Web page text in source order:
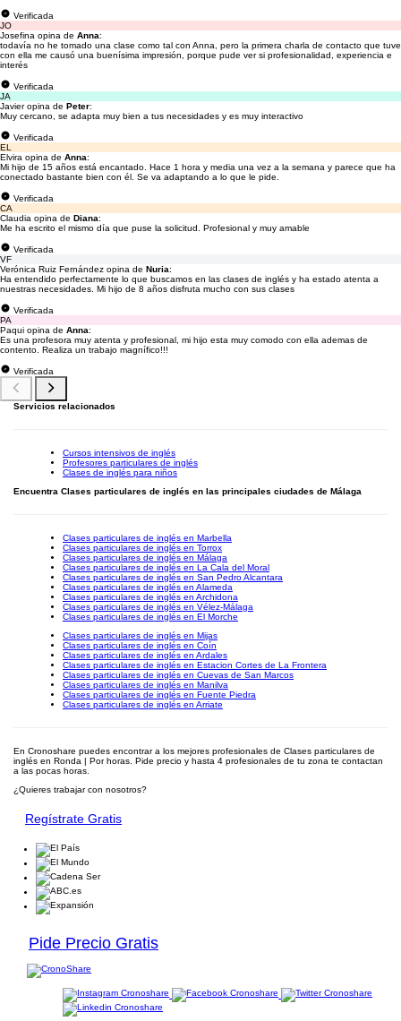
Verificada
JO
Josefina opina de Anna:
todavía no he tomado una clase como tal con Anna, pero la primera charla de contacto que tuve
con ella me causó una buenísima impresión, porque pude ver si profesionalidad, experiencia e
interés
Verificada
JA
Javier opina de Peter:
Muy cercano, se adapta muy bien a tus necesidades y es muy interactivo
Verificada
EL
Elvira opina de Anna:
Mi hijo de 15 años está encantado. Hace 1 hora y media una vez a la semana y parece que ha
conectado bastante bien con él. Se va adaptando a lo que le pide.
Verificada
CA
Claudia opina de Diana:
Me ha escrito el mismo día que puse la solicitud. Profesional y muy amable
Verificada
VF
Verónica Ruiz Fernández opina de Nuria:
Ha entendido perfectamente lo que buscamos en las clases de inglés y ha estado atenta a
nuestras necesidades. Mi hijo de 8 años disfruta mucho con sus clases
Verificada
PA
Paqui opina de Anna:
Es una profesora muy atenta y profesional, mi hijo esta muy comodo con ella ademas de
contento. Realiza un trabajo magnífico!!!
Verificada
Servicios relacionados
Cursos intensivos de inglés
Profesores particulares de inglés
Clases de inglés para niños
Encuentra Clases particulares de inglés en las principales ciudades de Málaga
Clases particulares de inglés en Marbella
Clases particulares de inglés en Torrox
Clases particulares de inglés en Málaga
Clases particulares de inglés en La Cala del Moral
Clases particulares de inglés en San Pedro Alcantara
Clases particulares de inglés en Alameda
Clases particulares de inglés en Archidona
Clases particulares de inglés en Vélez-Málaga
Clases particulares de inglés en El Morche
Clases particulares de inglés en Mijas
Clases particulares de inglés en Coín
Clases particulares de inglés en Ardales
Clases particulares de inglés en Estacion Cortes de La Frontera
Clases particulares de inglés en Cuevas de San Marcos
Clases particulares de inglés en Manilva
Clases particulares de inglés en Fuente Piedra
Clases particulares de inglés en Arriate
En Cronoshare puedes encontrar a los mejores profesionales de Clases particulares de
inglés en Ronda | Por horas. Pide precio y hasta 4 profesionales de tu zona te contactan
a las pocas horas.
¿Quieres trabajar con nosotros?
Regístrate Gratis
Pide Precio Gratis